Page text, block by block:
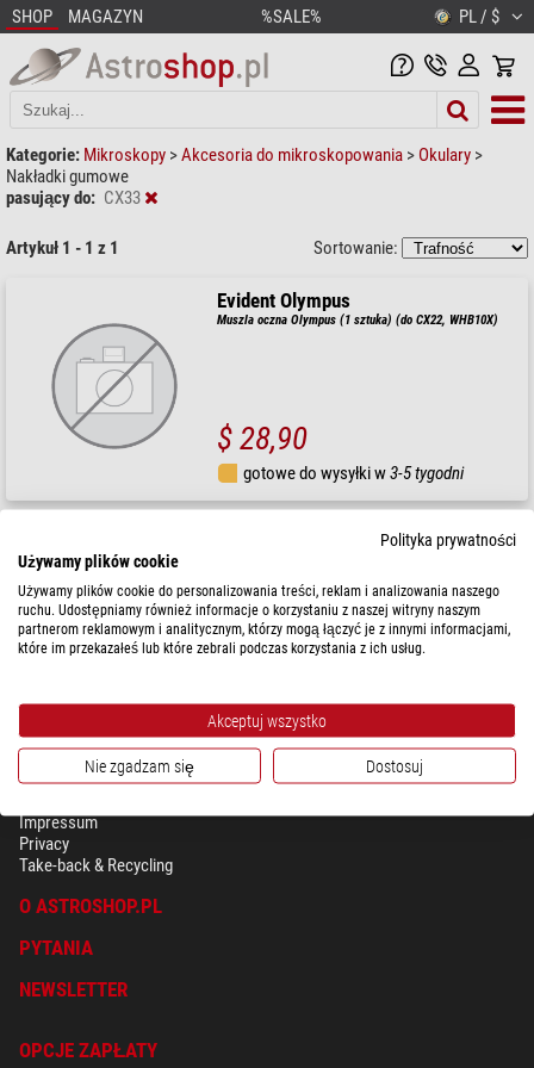
SHOP MAGAZYN %SALE% PL / $
Kategorie: Mikroskopy >Akcesoria do mikroskopowania > Okulary >
Nakładki gumowe
pasujący do: CX33
Artykuł 1 - 1 z 1 Sortowanie:
Evident Olympus
Muszla oczna Olympus (1 sztuka) (do CX22, WHB10X)
$ 28,90
gotowe do wysyłki w3-5 tygodni
BEZPIECZEŃSTWO & OCHRONA DANYCH OSOBISTYCH
Impressum
Privacy
Take-back & Recycling
O ASTROSHOP.PL
PYTANIA
NEWSLETTER
OPCJE ZAPŁATY
Polityka prywatności
Używamy plików cookie
Używamy plików cookie do personalizowania treści, reklam i analizowania naszego
ruchu. Udostępniamy również informacje o korzystaniu z naszej witryny naszym
partnerom reklamowym i analitycznym, którzy mogą łączyć je z innymi informacjami,
które im przekazałeś lub które zebrali podczas korzystania z ich usług.
Akceptuj wszystko
Nie zgadzam się Dostosuj